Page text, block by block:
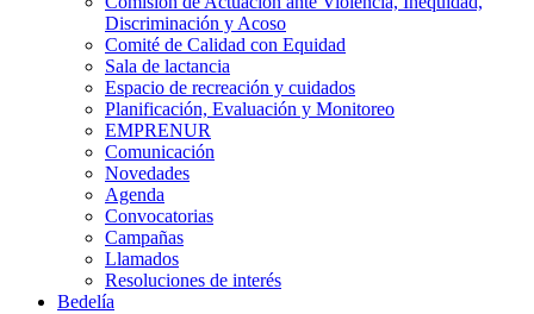
Discriminación y Acoso
Comité de Calidad con Equidad
Sala de lactancia
Espacio de recreación y cuidados
Planificación, Evaluación y Monitoreo
EMPRENUR
Comunicación
Novedades
Agenda
Convocatorias
Campañas
Llamados
Resoluciones de interés
Bedelía